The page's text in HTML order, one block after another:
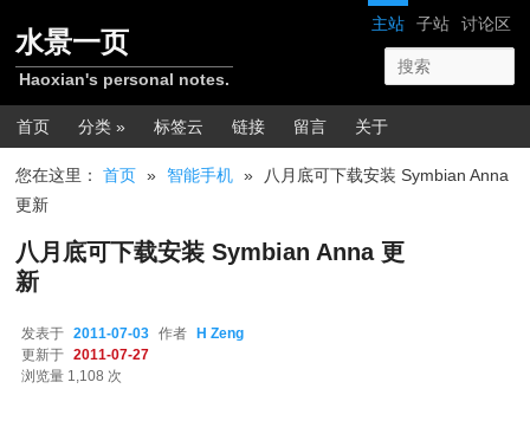
网站导航
主站 子站 讨论区
水景一页
Haoxian's personal notes.
主菜单
首页 分类 » 标签云 链接 留言 关于
您在这里：首页 » 智能手机 »
八月底可下载安装 Symbian Anna
更新
八月底可下载安装 Symbian Anna 更
新
发表于 2011-07-03 作者
H Zeng
更新于
2011-07-27
浏览量 1,108 次